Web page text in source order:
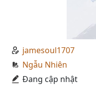
jamesoul1707
Ngẫu Nhiên
Đang cập nhật